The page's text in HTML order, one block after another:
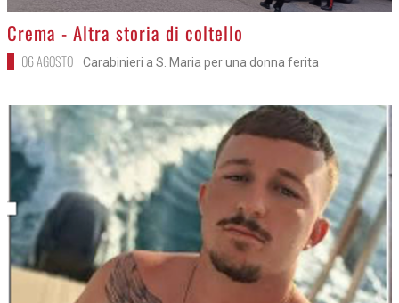
>
Crema - Altra storia di coltello
06 AGOSTO Carabinieri a S. Maria per una donna ferita